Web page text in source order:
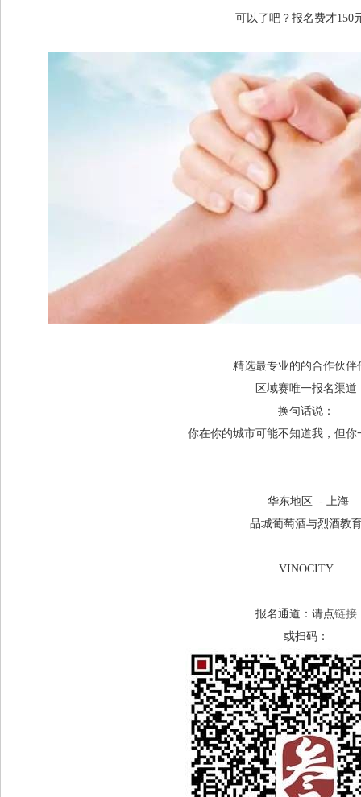
可以了吧？报名费才150
精选最专业的的合作伙伴
区域赛唯一报名渠道
换句话说：
你在你的城市可能不知道我，但你
华东地区 - 上海
品城葡萄酒与烈酒教
VINOCITY
报名通道：请点链接
或扫码：